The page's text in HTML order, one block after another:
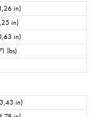
in)
in)
in)
lbs)
in)